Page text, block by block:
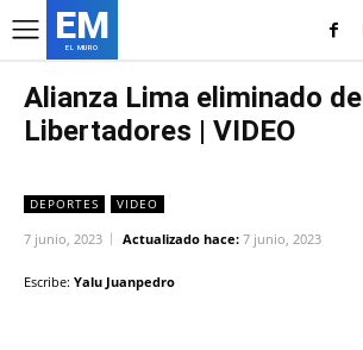
EM
EL MURO
Alianza Lima eliminado de
Libertadores | VIDEO
DEPORTES VIDEO
7 junio, 2023 Actualizado hace: 7 junio, 2023
Escribe: Yalu Juanpedro